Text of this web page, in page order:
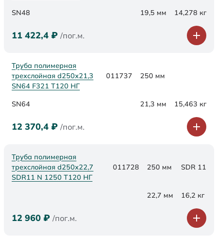
SN48 19,5 мм 14,278 кг
11 422,4 ₽ /пог.м.
Труба полимерная
трехслойная d250х21,3
SN64 F321 Т120 НГ
011737 250 мм
SN64 21,3 мм 15,463 кг
12 370,4 ₽ /пог.м.
Труба полимерная
трехслойная d250x22,7
SDR11 N 1250 Т120 НГ
011728 250 мм SDR 11
22,7 мм 16,2 кг
12 960 ₽ /пог.м.